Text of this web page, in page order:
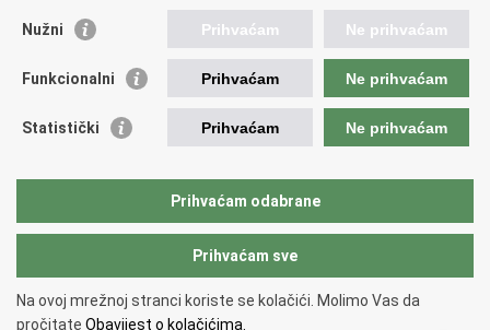
Ostale poveznice
Hrvatski audiovizualni centar
Creative Europe
EU National Institutes for Culture
Međunarodni centar za podvodnu arheologiju u Zadru (MCPA)
Copyright © 2026 Ministarstvo kulture i medija.
Nužni Prihvaćam Ne prihvaćam
Funkcionalni Prihvaćam Ne prihvaćam
Statistički Prihvaćam Ne prihvaćam
Prihvaćam odabrane
Prihvaćam sve
Na ovoj mrežnoj stranci koriste se kolačići. Molimo Vas da
pročitate Obavijest o kolačićima.